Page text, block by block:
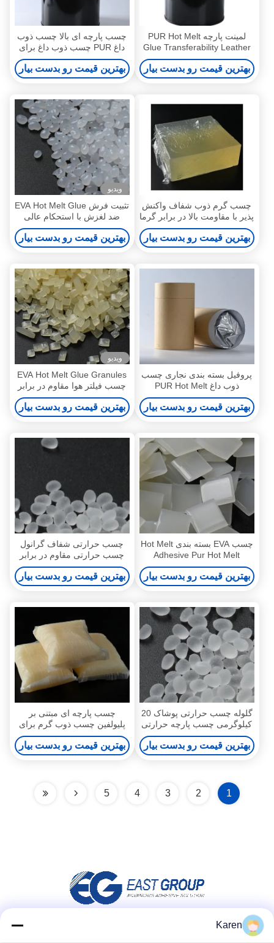
لمینت پارچه PUR Hot Melt
Glue Transferability Leather
PUR Hotmelt
بهترین قیمت رو بدست بیار
چسب پارچه ای بالا چسب ذوب
داغ PUR چسب ذوب داغ برای
فیلم لباس زیر
بهترین قیمت رو بدست بیار
چسب گرم ذوب شفاف واکنش
پذیر با مقاومت بالا در برابر گرما
و مواد شیمیایی
بهترین قیمت رو بدست بیار
ویدیو
تثبیت فرش EVA Hot Melt Glue
ضد لغزش با استحکام عالی
چسبندگی گلوله دانه
بهترین قیمت رو بدست بیار
پروفیل بسته بندی نجاری چسب
ذوب داغ PUR Hot Melt
Adhesive 9009-54-5
بهترین قیمت رو بدست بیار
ویدیو
EVA Hot Melt Glue Granules
چسب فیلتر هوا مقاوم در برابر
آب و هوا
بهترین قیمت رو بدست بیار
چسب EVA بسته بندی Hot Melt
Adhesive Pur Hot Melt
Adhesive با استحکام بالا
بهترین قیمت رو بدست بیار
چسب حرارتی شفاف گرانول
چسب حرارتی مقاوم در برابر
آب
بهترین قیمت رو بدست بیار
گلوله چسب حرارتی پوشاک 20
کیلوگرمی چسب پارچه حرارتی
و باندی
بهترین قیمت رو بدست بیار
چسب پارچه ای مبتنی بر
پلیولفین چسب ذوب گرم برای
چمدان تشک
بهترین قیمت رو بدست بیار
1
2
3
4
5
Karen